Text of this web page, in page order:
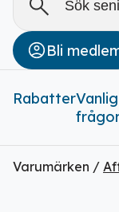
Alla
Bli
Rabatter
Varumärken /